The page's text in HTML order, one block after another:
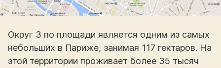
Округ 3 по площади является одним из самых
небольших в Париже, занимая 117 гектаров. На
этой территории проживает более 35 тысяч